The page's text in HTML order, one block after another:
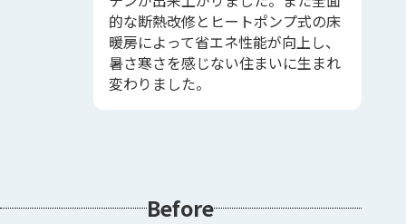
的な断熱改修とヒートポンプ式の床
暖房によって省エネ性能が向上し、
暑さ寒さを感じない住まいに生まれ
変わりました。
Before